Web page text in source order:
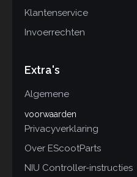
Klantenservice
Invoerrechten
Extra's
Algemene
voorwaarden
Privacyverklaring
Over EScootParts
NIU Controller-instructies